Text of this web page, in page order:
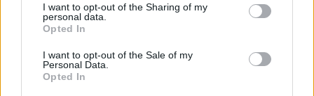
not limited to your visit or usage behaviour. You may click to
grant or deny consent to Google and its third-party tags to
use your data for below specified purposes in below Google
consent section.
I want to opt-out of the Sharing of my
personal data.
Opted In
I want to opt-out of the Sale of my
Personal Data.
Opted In
EZ IS ÉRDEKELHETI